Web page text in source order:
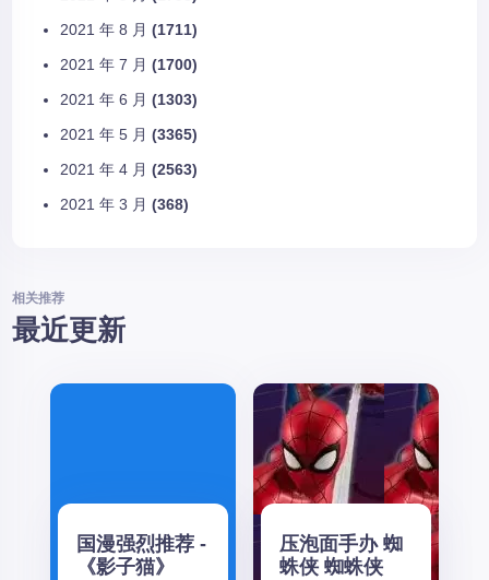
2021 年 8 月 (1711)
2021 年 7 月 (1700)
2021 年 6 月 (1303)
2021 年 5 月 (3365)
2021 年 4 月 (2563)
2021 年 3 月 (368)
相关推荐
最近更新
国漫强烈推荐 -
《影子猫》
压泡面手办 蜘
蛛侠 蜘蛛侠